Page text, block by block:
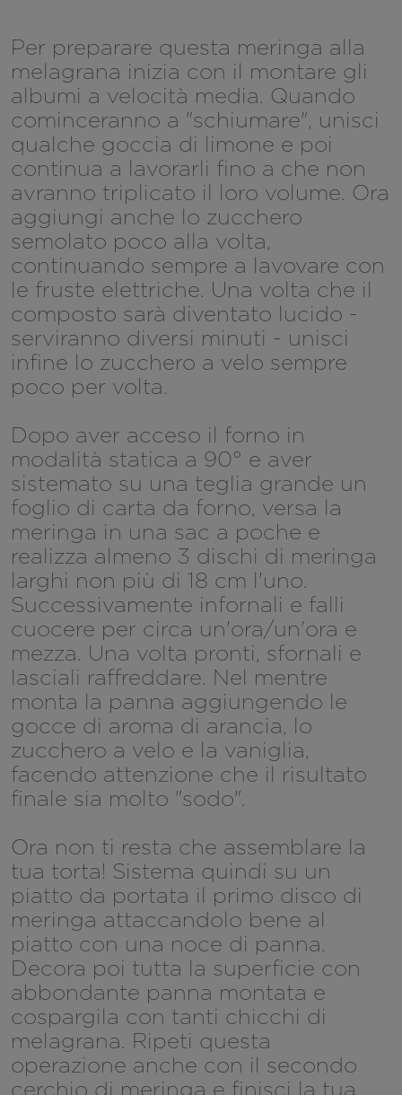
Per preparare questa meringa alla
melagrana inizia con il montare gli
albumi a velocità media. Quando
cominceranno a "schiumare", unisci
qualche goccia di limone e poi
continua a lavorarli fino a che non
avranno triplicato il loro volume. Ora
aggiungi anche lo zucchero
semolato poco alla volta,
continuando sempre a lavovare con
le fruste elettriche. Una volta che il
composto sarà diventato lucido -
serviranno diversi minuti - unisci
infine lo zucchero a velo sempre
poco per volta.
Dopo aver acceso il forno in
modalità statica a 90° e aver
sistemato su una teglia grande un
foglio di carta da forno, versa la
meringa in una sac a poche e
realizza almeno 3 dischi di meringa
larghi non più di 18 cm l'uno.
Successivamente infornali e falli
cuocere per circa un'ora/un'ora e
mezza. Una volta pronti, sfornali e
lasciali raffreddare. Nel mentre
monta la panna aggiungendo le
gocce di aroma di arancia, lo
zucchero a velo e la vaniglia,
facendo attenzione che il risultato
finale sia molto "sodo".
Ora non ti resta che assemblare la
tua torta! Sistema quindi su un
piatto da portata il primo disco di
meringa attaccandolo bene al
piatto con una noce di panna.
Decora poi tutta la superficie con
abbondante panna montata e
cospargila con tanti chicchi di
melagrana. Ripeti questa
operazione anche con il secondo
cerchio di meringa e finisci la tua